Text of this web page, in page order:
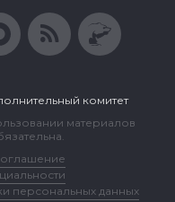
комитет
материалов
персональных данных